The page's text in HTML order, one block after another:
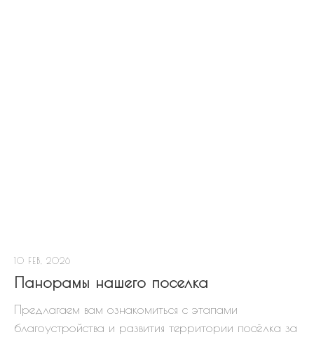
10 FEB, 2026
Панорамы нашего поселка
Предлагаем вам ознакомиться с этапами
благоустройства и развития территории посёлка за